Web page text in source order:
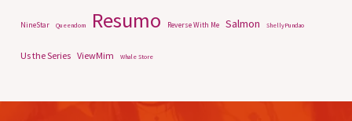
NineStar Queendom Resumo Reverse With Me Salmon ShellyPundao
Us the Series ViewMim Whale Store